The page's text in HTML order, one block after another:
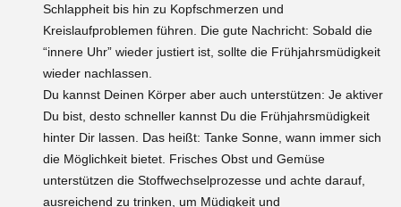
Schlappheit bis hin zu Kopfschmerzen und
Kreislaufproblemen führen. Die gute Nachricht: Sobald die
“innere Uhr” wieder justiert ist, sollte die Frühjahrsmüdigkeit
wieder nachlassen.
Du kannst Deinen Körper aber auch unterstützen: Je aktiver
Du bist, desto schneller kannst Du die Frühjahrsmüdigkeit
hinter Dir lassen. Das heißt: Tanke Sonne, wann immer sich
die Möglichkeit bietet. Frisches Obst und Gemüse
unterstützen die Stoffwechselprozesse und achte darauf,
ausreichend zu trinken, um Müdigkeit und